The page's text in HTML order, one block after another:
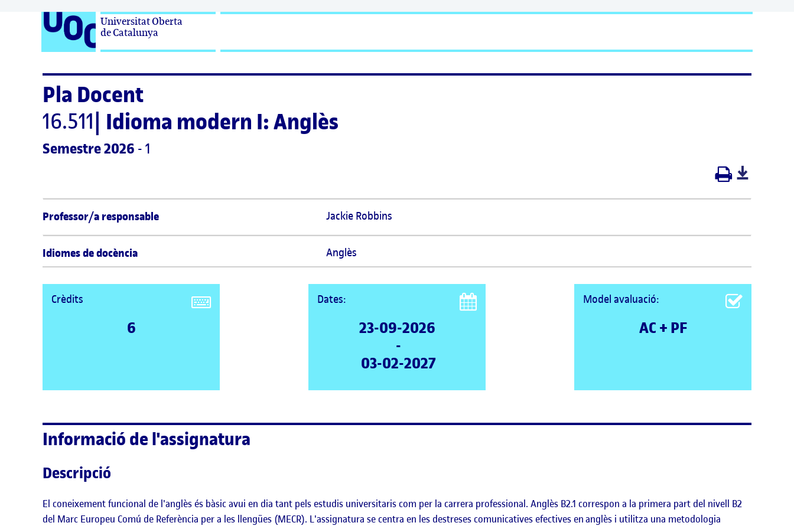
Universitat Oberta
de Catalunya
Pla Docent
16.511 Idioma modern I: Anglès
Semestre 2026 - 1
Professor/a responsable Jackie Robbins
Idiomes de docència Anglès
Crèdits
6
Dates:
23-09-2026
-
03-02-2027
Model avaluació:
AC + PF
Informació de l'assignatura
Descripció
El coneixement funcional de l'anglès és bàsic avui en dia tant pels estudis universitaris com per la carrera professional. Anglès B2.1 correspon a la primera part del nivell B2
del Marc Europeu Comú de Referència per a les llengües (MECR). L'assignatura se centra en les destreses comunicatives efectives en anglès i utilitza una metodologia